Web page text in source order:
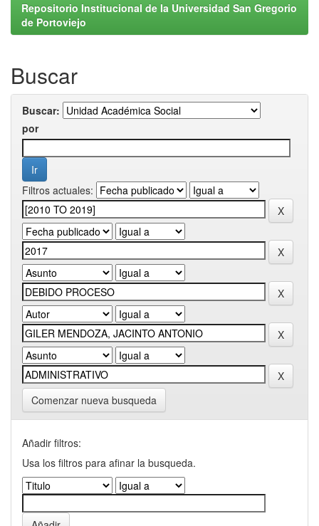
Repositorio Institucional de la Universidad San Gregorio
de Portoviejo
Buscar
Buscar:
por
Filtros actuales:
Comenzar nueva busqueda
Añadir filtros:
Usa los filtros para afinar la busqueda.